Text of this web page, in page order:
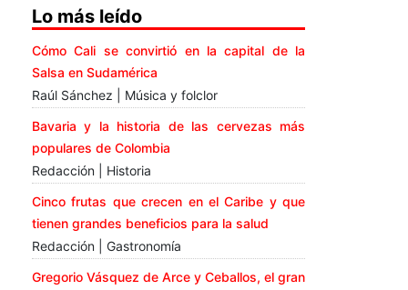
Lo más leído
Cómo Cali se convirtió en la capital de la
Salsa en Sudamérica
Raúl Sánchez | Música y folclor
Bavaria y la historia de las cervezas más
populares de Colombia
Redacción | Historia
Cinco frutas que crecen en el Caribe y que
tienen grandes beneficios para la salud
Redacción | Gastronomía
Gregorio Vásquez de Arce y Ceballos, el gran